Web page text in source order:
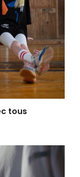
tous